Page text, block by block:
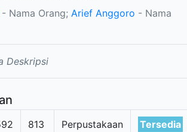
- Nama Orang; Arief Anggoro - Nama
Deskripsi
813
Perpustakaan
Tersedia